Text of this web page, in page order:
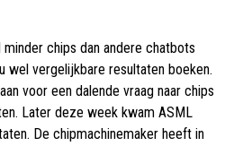
chips dan andere chatbots
wel vergelijkbare resultaten boeken.
voor een dalende vraag naar chips
Later deze week kwam ASML
De chipmachinemaker heeft in